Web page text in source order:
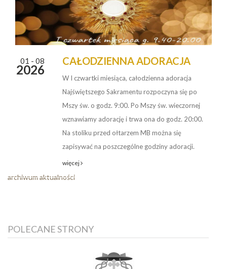
01 - 08
2026
CAŁODZIENNA ADORACJA
W I czwartki miesiąca, całodzienna adoracja
Najświętszego Sakramentu rozpoczyna się po
Mszy św. o godz. 9:00. Po Mszy św. wieczornej
wznawiamy adorację i trwa ona do godz. 20:00.
Na stoliku przed ołtarzem MB można się
zapisywać na poszczególne godziny adoracji.
więcej
archiwum aktualności
POLECANE STRONY